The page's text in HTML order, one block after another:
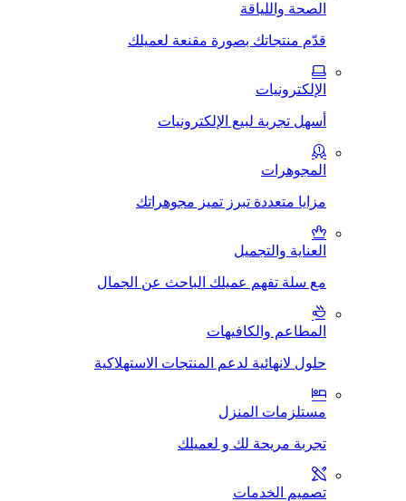
الصحة واللياقة
قدّم منتجاتك بصورة مقنعة لعميلك
الإلكترونيات
أسهل تجربة لبيع الإلكترونيات
المجوهرات
مزايا متعددة تبرز تميز مجوهراتك
العناية والتجميل
مع سلة تفهم عميلك الباحث عن الجمال
المطاعم والكافيهات
حلول لانهائية لدعم المنتجات الاستهلاكية
مستلزمات المنزل
تجربة مريحة لك و لعميلك
تصميم الخدمات